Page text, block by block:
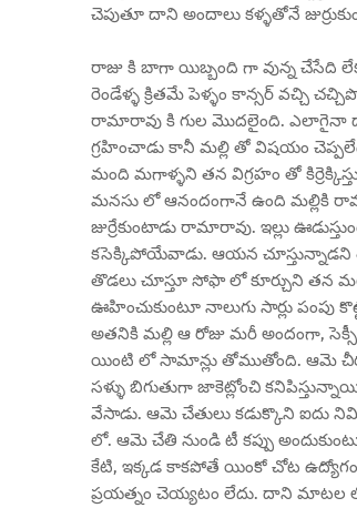
చెపుతూ దాని అందాలు కళ్ళతోనే
రాజు కి బాగా యిబ్బంది గా వున్న చేసేది
రెండేళ్ళ క్రితమే పెళ్ళం కాన్సర్ వచ్చి
రామారావు కి గుల మొదలైంది. ఎలాగైనా
గ్రహించాడు కానీ మల్లి తో విషయం
మంది మగాళ్ళని తన విగ్రహం తో
మనసు లో ఆనందంగానే ఉంది మల్లికి
జుర్రేకుంటాడు రామారావు. ఇల్లు
కసెక్కిపోయేవాడు. ఆయన చూస్తున్నాడని
తొడలు చూస్తూ సోఫా లో కూర్చుని తన
ఊహించుకుంటూ నాలుగు సార్లు పంపు
అతనికి మల్లి ఆ రోజు మరీ అందంగా,
యింటి లో సామాన్లు తోముతోంది. ఆమె చీర
సళ్ళు బిగుతుగా జాకెట్లోంచి
వేసాడు. ఆమె చేతులు కడుక్కొని ఐదు
లో. ఆమె చేతి నుండి టీ కప్పు
కేటి, ఇక్కడ కాకపోతే యింకో చోట ఉద్యోగం
ప్రయత్నం చెయ్యటం లేదు. దాని మాటల లో